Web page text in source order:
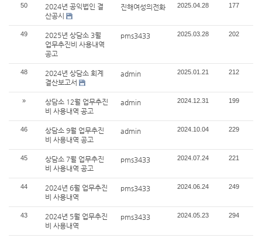
50
2024년 공익법인 결
산공시
진해여성의전화 2025.04.28 177
49
2025년 상담소 3월
업무추진비 사용내역
공고
pms3433 2025.03.28 202
48
2024년 상담소 회계
결산보고서
admin 2025.01.21 212
»
상담소 12월 업무추진
비 사용내역 공고
admin 2024.12.31 199
46
상담소 9월 업무추진
비 사용내역 공고
admin 2024.10.04 229
45
상담소 7월 업무추진
비 사용내역 공고
pms3433 2024.07.24 221
44
2024년 6월 업무추진
비 사용내역
pms3433 2024.06.24 249
43
2024년 5월 업무추진
비 사용내역
pms3433 2024.05.23 294